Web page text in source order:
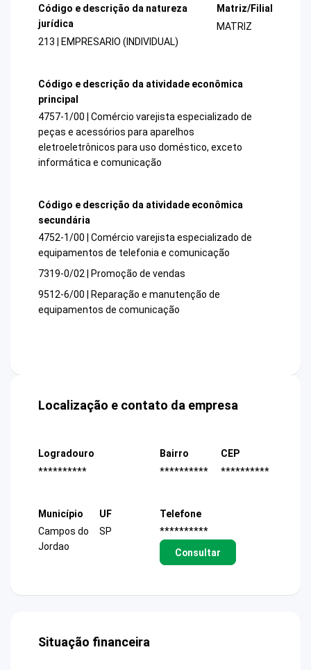
Código e descrição da natureza
jurídica
213 | EMPRESARIO (INDIVIDUAL)
Matriz/Filial
MATRIZ
Código e descrição da atividade econômica
principal
4757-1/00 | Comércio varejista especializado de
peças e acessórios para aparelhos
eletroeletrônicos para uso doméstico, exceto
informática e comunicação
Código e descrição da atividade econômica
secundária
4752-1/00 | Comércio varejista especializado de
equipamentos de telefonia e comunicação
7319-0/02 | Promoção de vendas
9512-6/00 | Reparação e manutenção de
equipamentos de comunicação
Localização e contato da empresa
Logradouro
**********
Bairro
**********
CEP
**********
Município
Campos do
Jordao
UF
SP
Telefone
**********
Consultar
Situação financeira